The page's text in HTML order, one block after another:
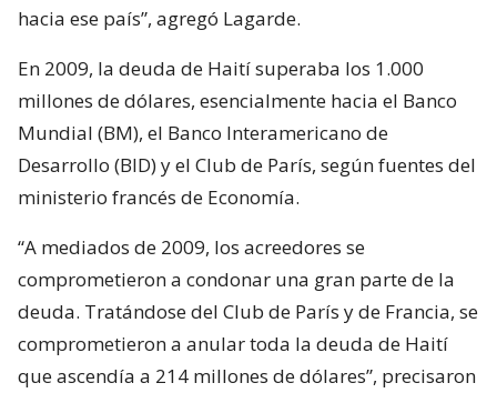
hacia ese país”, agregó Lagarde.
En 2009, la deuda de Haití superaba los 1.000
millones de dólares, esencialmente hacia el Banco
Mundial (BM), el Banco Interamericano de
Desarrollo (BID) y el Club de París, según fuentes del
ministerio francés de Economía.
“A mediados de 2009, los acreedores se
comprometieron a condonar una gran parte de la
deuda. Tratándose del Club de París y de Francia, se
comprometieron a anular toda la deuda de Haití
que ascendía a 214 millones de dólares”, precisaron